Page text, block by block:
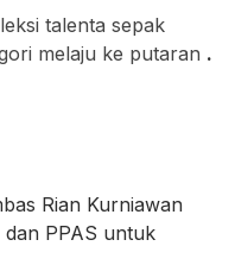
talenta sepak
melaju ke putaran .